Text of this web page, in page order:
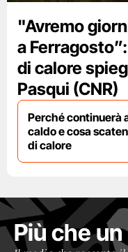
"Avremo
a
di calore
Pasqui (CNR)
Perché continuerà
caldo e cosa
di calore
Più che